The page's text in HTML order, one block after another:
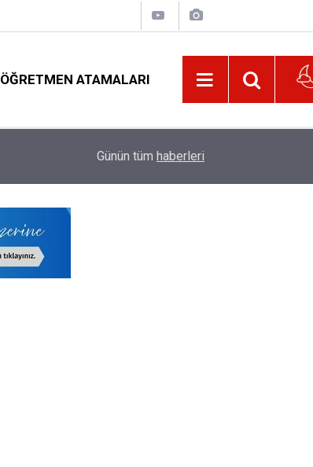
ÖĞRETMEN ATAMALARI
Öğretmenleri Norm Fazlası Resen Atamadan
Günün tüm haberleri